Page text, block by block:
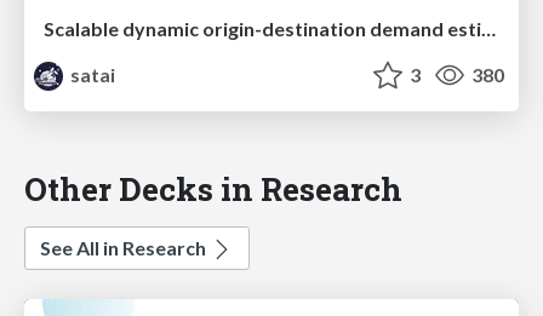
Scalable dynamic origin-destination demand estimation enhanced by high-resolution satellite imagery data
satai
3 380
Other Decks in Research
See All in Research